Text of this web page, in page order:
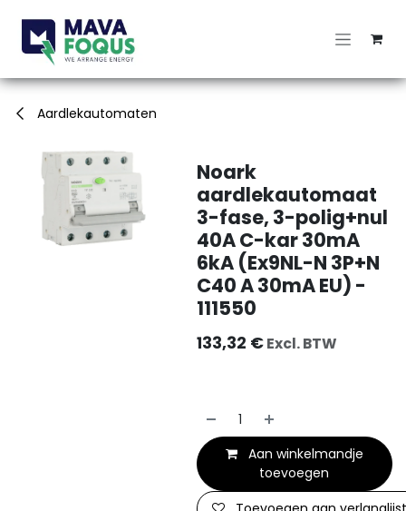
Aardlekautomaten
Noark
aardlekautomaat
3-fase, 3-polig+nul
40A C-kar 30mA
6kA (Ex9NL-N 3P+N
C40 A 30mA EU) -
111550
133,32 €Excl. BTW
Aan winkelmandje
toevoegen